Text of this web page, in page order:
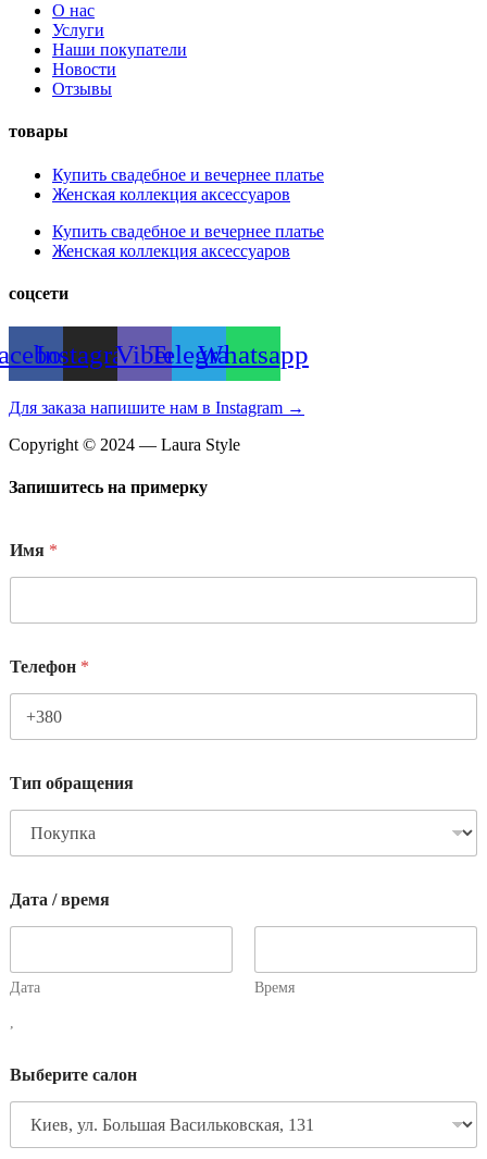
О нас
Услуги
Наши покупатели
Новости
Отзывы
товары
Купить свадебное и вечернее платье
Женская коллекция аксессуаров
Купить свадебное и вечернее платье
Женская коллекция аксессуаров
соцсети
InstagramViberTelegramWhatsapp
Для заказа напишите нам в Instagram →
Copyright © 2024 — Laura Style
Запишитесь на примерку
Имя *
Телефон *
Тип обращения
Дата / время
Дата Время
,
Выберите салон